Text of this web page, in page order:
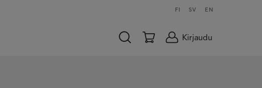
FI SV EN
Kirjaudu